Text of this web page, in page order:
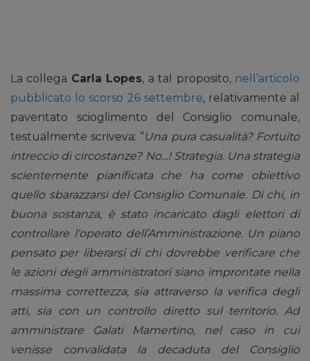
La collega Carla Lopes, a tal proposito, nell’articolo
pubblicato lo scorso 26 settembre, relativamente al
paventato scioglimento del Consiglio comunale,
testualmente scriveva: “Una pura casualità? Fortuito
intreccio di circostanze? No…! Strategia. Una strategia
scientemente pianificata che ha come obiettivo
quello sbarazzarsi del Consiglio Comunale. Di chi, in
buona sostanza, è stato incaricato dagli elettori di
controllare l’operato dell’Amministrazione. Un piano
pensato per liberarsi di chi dovrebbe verificare che
le azioni degli amministratori siano improntate nella
massima correttezza, sia attraverso la verifica degli
atti, sia con un controllo diretto sul territorio. Ad
amministrare Galati Mamertino, nel caso in cui
venisse convalidata la decaduta del Consiglio